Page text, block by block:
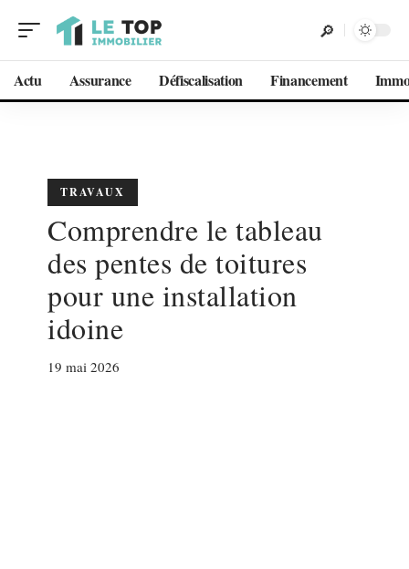
Actu Assurance Défiscalisation Financement
TRAVAUX
Comprendre le tableau
des pentes de toitures
pour une installation
idoine
19 mai 2026